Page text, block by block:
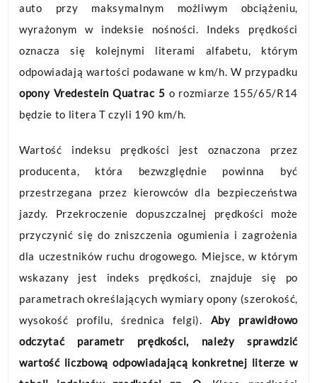
auto przy maksymalnym możliwym obciążeniu,
wyrażonym w indeksie nośności. Indeks prędkości
oznacza się kolejnymi literami alfabetu, którym
odpowiadają wartości podawane w km/h. W przypadku
opony Vredestein Quatrac 5 o rozmiarze 155/65/R14
będzie to litera T czyli 190 km/h.
Wartość indeksu prędkości jest oznaczona przez
producenta, która bezwzględnie powinna być
przestrzegana przez kierowców dla bezpieczeństwa
jazdy. Przekroczenie dopuszczalnej prędkości może
przyczynić się do zniszczenia ogumienia i zagrożenia
dla uczestników ruchu drogowego. Miejsce, w którym
wskazany jest indeks prędkości, znajduje się po
parametrach określających wymiary opony (szerokość,
wysokość profilu, średnica felgi). Aby prawidłowo
odczytać parametr prędkości, należy sprawdzić
wartość liczbową odpowiadającą konkretnej literze w